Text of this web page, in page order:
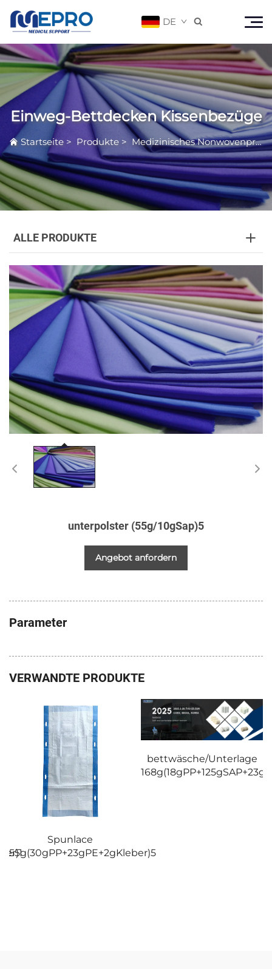
DE 
Einweg-Bettdecken Kissenbezüge
Startseite > Produkte > Medizinisches Nonwovenprodukt
ALLE PRODUKTE
unterpolster (55g/10gSap)5
Angebot anfordern
Parameter
VERWANDTE PRODUKTE
Spunlace
55g(30gPP+23gPE+2gKleber)5
bettwäsche/Unterlage